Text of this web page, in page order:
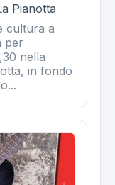
Pianotta
cultura a
per
nella
in fondo